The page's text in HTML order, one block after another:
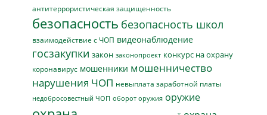
антитеррористическая защищенность
безопасность безопасность школ
взаимодействие с ЧОП видеонаблюдение
госзакупки закон законопроект конкурс на охрану
коронавирус мошенники мошенничество
нарушения ЧОП невыплата заработной платы
недобросовестный ЧОП оборот оружия оружие